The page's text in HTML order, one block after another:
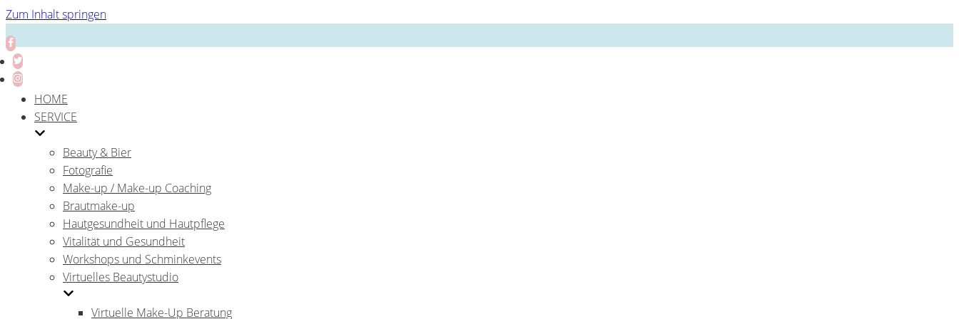
Zum Inhalt springen
HOME
SERVICE
Beauty & Bier
Fotografie
Make-up / Make-up Coaching
Brautmake-up
Hautgesundheit und Hautpflege
Vitalität und Gesundheit
Workshops und Schminkevents
Virtuelles Beautystudio
Virtuelle Make-Up Beratung